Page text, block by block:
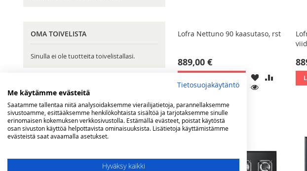
Lofra Nettuno 90 kaasutaso, rst
889,00 €
LISÄÄ
TOIVELISTAAN
LISÄÄ
KATSO
OMA TOIVELISTA
Sinulla ei ole tuotteita toivelistallasi.
Tietosuojakäytäntö
Me käytämme evästeitä
Saatamme tallentaa niitä analysoidaksemme vierailijatietoja, parannellaksemme
sivustoamme, esittääksemme henkilökohtaista sisältöä ja tarjotaksemme sinulle
erinomaisen kokemuksen verkkosivustolla. Estämällä evästeet, poistat käytöstä
osan sivuston käyttöä helpottavista ominaisuuksista. Lisätietoja käyttämistämme
evästeistä saat avaamalla asetukset.
Hyväksy kaikki